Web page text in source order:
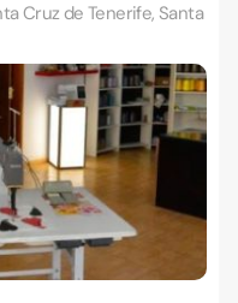
Cruz de Tenerife, Santa